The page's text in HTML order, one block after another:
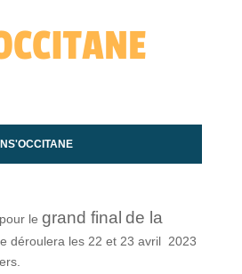
le grand final de la
déroulera les 22 et 23 avril 2023